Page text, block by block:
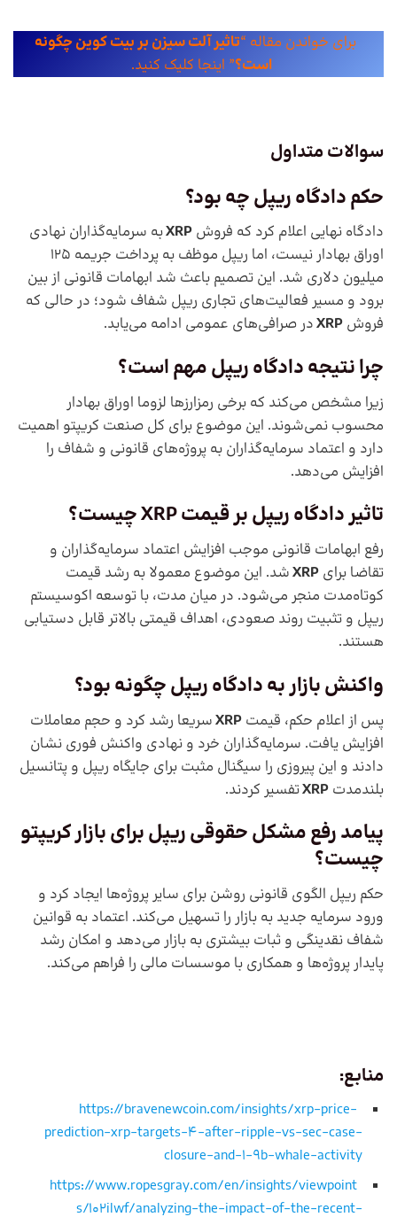
برای خواندن مقاله “تاثیر آلت سیزن بر بیت کوین چگونه
است؟” اینجا کلیک کنید.
سوالات متداول
حکم دادگاه ریپل چه بود؟
دادگاه نهایی اعلام کرد که فروش XRPبه سرمایه‌گذاران نهادی
اوراق بهادار نیست، اما ریپل موظف به پرداخت جریمه ۱۲۵
میلیون دلاری شد. این تصمیم باعث شد ابهامات قانونی از بین
برود و مسیر فعالیت‌های تجاری ریپل شفاف شود؛ در حالی که
فروش XRPدر صرافی‌های عمومی ادامه می‌یابد.
چرا نتیجه دادگاه ریپل مهم است؟
زیرا مشخص می‌کند که برخی رمزارزها لزوما اوراق بهادار
محسوب نمی‌شوند. این موضوع برای کل صنعت کریپتو اهمیت
دارد و اعتماد سرمایه‌گذاران به پروژه‌های قانونی و شفاف را
افزایش می‌دهد.
تاثیر دادگاه ریپل بر قیمت XRP چیست؟
رفع ابهامات قانونی موجب افزایش اعتماد سرمایه‌گذاران و
تقاضا برای XRPشد. این موضوع معمولا به رشد قیمت
کوتاه‌مدت منجر می‌شود. در میان‌ مدت، با توسعه اکوسیستم
ریپل و تثبیت روند صعودی، اهداف قیمتی بالاتر قابل دستیابی
هستند.
واکنش بازار به دادگاه ریپل چگونه بود؟
پس از اعلام حکم، قیمت XRPسریعا رشد کرد و حجم معاملات
افزایش یافت. سرمایه‌گذاران خرد و نهادی واکنش فوری نشان
دادند و این پیروزی را سیگنال مثبت برای جایگاه ریپل و پتانسیل
بلندمدت XRPتفسیر کردند.
پیامد رفع مشکل حقوقی ریپل برای بازار کریپتو
چیست؟
حکم ریپل الگوی قانونی روشن برای سایر پروژه‌ها ایجاد کرد و
ورود سرمایه جدید به بازار را تسهیل می‌کند. اعتماد به قوانین
شفاف نقدینگی و ثبات بیشتری به بازار می‌دهد و امکان رشد
پایدار پروژه‌ها و همکاری با موسسات مالی را فراهم می‌کند.
منابع:
https://bravenewcoin.com/insights/xrp-price-
prediction-xrp-targets-4-after-ripple-vs-sec-case-
closure-and-1-9b-whale-activity
https://www.ropesgray.com/en/insights/viewpoint
s/102ilwf/analyzing-the-impact-of-the-recent-